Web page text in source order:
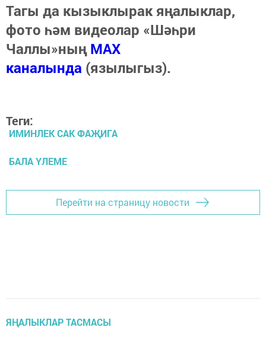
Тагы да кызыклырак яңалыклар,
фото һәм видеолар «Шәһри
Чаллы»ныңMAX
каналында (язылыгыз).
Теги:
ИМИНЛЕК САК ФАҖИГА
БАЛА ҮЛЕМЕ
Перейти на страницу новости
ЯҢАЛЫКЛАР ТАСМАСЫ